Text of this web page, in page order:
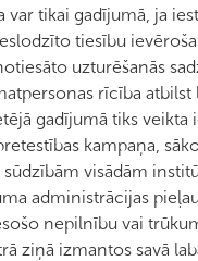
var tikai gadījumā, ja
tiesību
uzturēšanās
rīcība atbilst
gadījumā tiks veikta
kampaņa,
visādām
administrācijas
nepilnību vai
ziņā izmantos savā